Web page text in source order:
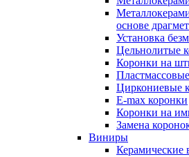
основе
Установка
Цельнолитые
Коронки на
Циркониевые
E-max коронки
Коронки на
Замена
Виниры
Керамические